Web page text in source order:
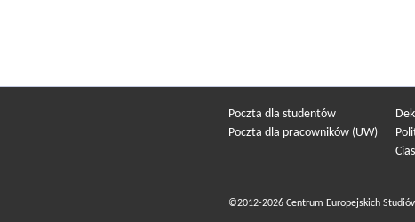
Poczta dla studentów
Poczta dla pracowników (UW)
©2012-2026 Centrum Europejskich